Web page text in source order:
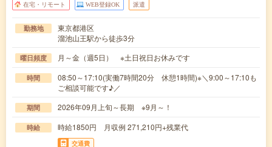
在宅・リモート WEB登録OK 派遣
勤務地
東京都港区
溜池山王駅から徒歩3分
曜日頻度 月～金（週5日） ※土日祝日お休みです
時間
08:50～17:10(実働7時間20分 休憩1時間)※＼9:00～17:10も
ご相談可能です♪／
期間 2026年09月上旬～長期 ※9月～！
時給 時給1850円 月収例 271,210円+残業代
交通費